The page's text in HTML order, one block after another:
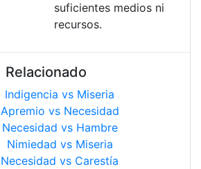
suficientes medios ni
recursos.
Relacionado
Indigencia vs Miseria
Apremio vs Necesidad
Necesidad vs Hambre
Nimiedad vs Miseria
Necesidad vs Carestía